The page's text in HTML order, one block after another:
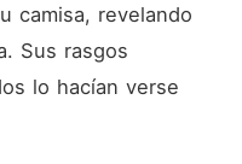
camisa, revelando
Sus rasgos
lo hacían verse